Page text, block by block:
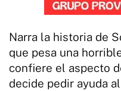
Narra la historia de
que pesa una
confiere el aspecto
decide pedir ayuda